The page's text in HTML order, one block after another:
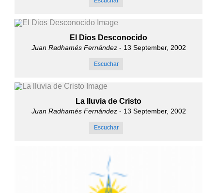
El Dios Desconocido
Juan Radhamés Fernández- 13 September, 2002
Escuchar
La lluvia de Cristo
Juan Radhamés Fernández- 13 September, 2002
Escuchar